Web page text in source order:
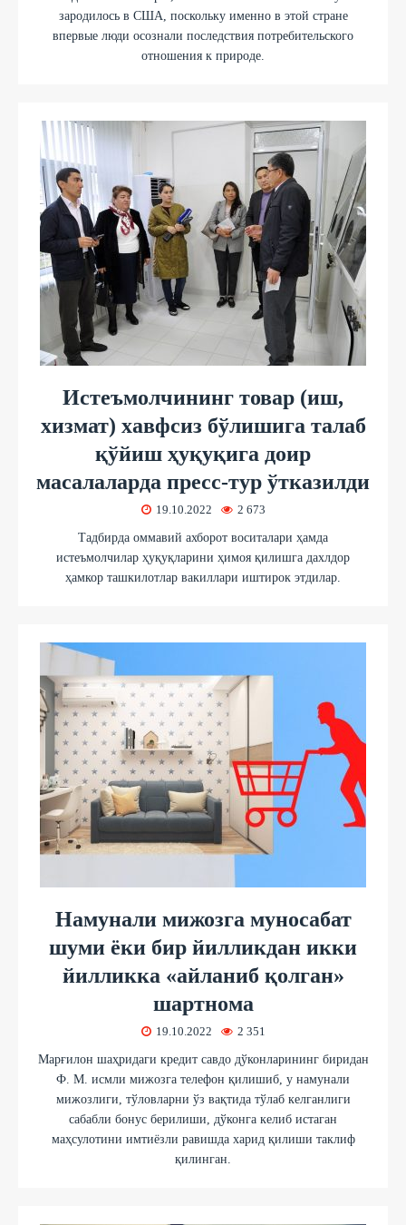
зародилось в США, поскольку именно в этой стране
впервые люди осознали последствия потребительского
отношения к природе.
Истеъмолчининг товар (иш,
хизмат) хавфсиз бўлишига талаб
қўйиш ҳуқуқига доир
масалаларда пресс-тур ўтказилди
19.10.2022 2 673
Тадбирда оммавий ахборот воситалари ҳамда
истеъмолчилар ҳуқуқларини ҳимоя қилишга дахлдор
ҳамкор ташкилотлар вакиллари иштирок этдилар.
Намунали мижозга муносабат
шуми ёки бир йилликдан икки
йилликка «айланиб қолган»
шартнома
19.10.2022 2 351
Марғилон шаҳридаги кредит савдо дўконларининг биридан
Ф. М. исмли мижозга телефон қилишиб, у намунали
мижозлиги, тўловларни ўз вақтида тўлаб келганлиги
сабабли бонус берилиши, дўконга келиб истаган
маҳсулотини имтиёзли равишда харид қилиши таклиф
қилинган.